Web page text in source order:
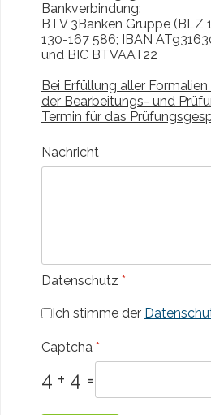
Bankverbindung:
BTV 3Banken Gruppe (BLZ
130-167 586; IBAN
und BIC BTVAAT22
Bei Erfüllung aller
der Bearbeitungs- und
Termin für das
Nachricht
Datenschutz *
Ich stimme der
Captcha *
4 + 4 =